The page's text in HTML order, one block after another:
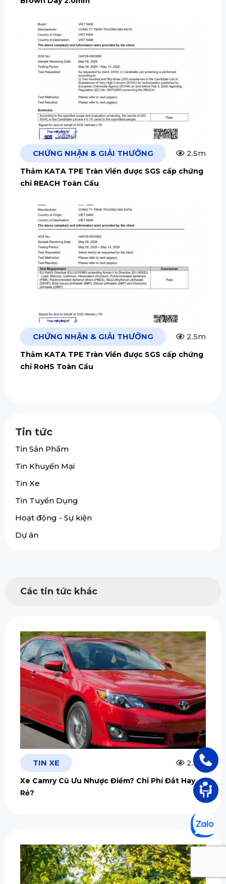
CHỨNG NHẬN & GIẢI THƯỞNG 2.5m
Thảm KATA TPE Tràn Viền được SGS cấp chứng
chỉ REACH Toàn Cầu
CHỨNG NHẬN & GIẢI THƯỞNG 2.5m
Thảm KATA TPE Tràn Viền được SGS cấp chứng
chỉ RoHS Toàn Cầu
Tin tức
Tin Sản Phẩm
Tin Khuyến Mại
Tin Xe
Tin Tuyển Dụng
Hoạt động - Sự kiện
Dự án
Các tin tức khác
TIN XE 2.5m
Xe Camry Cũ Ưu Nhược Điểm? Chi Phí Đắt Hay
Rẻ?